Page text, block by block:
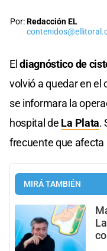
Por:Redacción EL
Eldiagnóstico de
volvió a quedar en el
se informara la
hospital de La Plata.
frecuente que afecta
MIRÁ TAMBIÉN